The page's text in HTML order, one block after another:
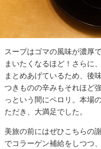
スープはゴマの風味が濃厚
まいたくなるほど！さらに
まとめあげているため、後
つきものの辛みもそれほど
っという間にペロリ。本場
ただき、大満足でした。
美旅の前にはぜひこちらの
でコラーゲン補給をしつつ